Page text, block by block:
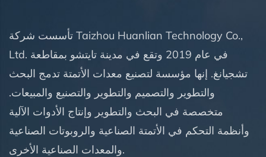
تأسست شركة Taizhou Huanlian Technology Co.,
Ltd. في عام 2019 وتقع في مدينة تايتشو بمقاطعة
تشجيانغ. إنها مؤسسة لتصنيع معدات الأتمتة تدمج البحث
والتطوير والتصميم والتطوير والتصنيع والمبيعات.
متخصصة في البحث والتطوير وإنتاج الأدوات الآلية
وأنظمة التحكم في الأتمتة الصناعية والروبوتات الصناعية
والمعدات الصناعية الأخرى.